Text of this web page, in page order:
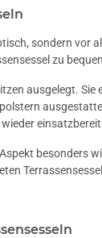
sondern vor
zu
ausgelegt.
besonders